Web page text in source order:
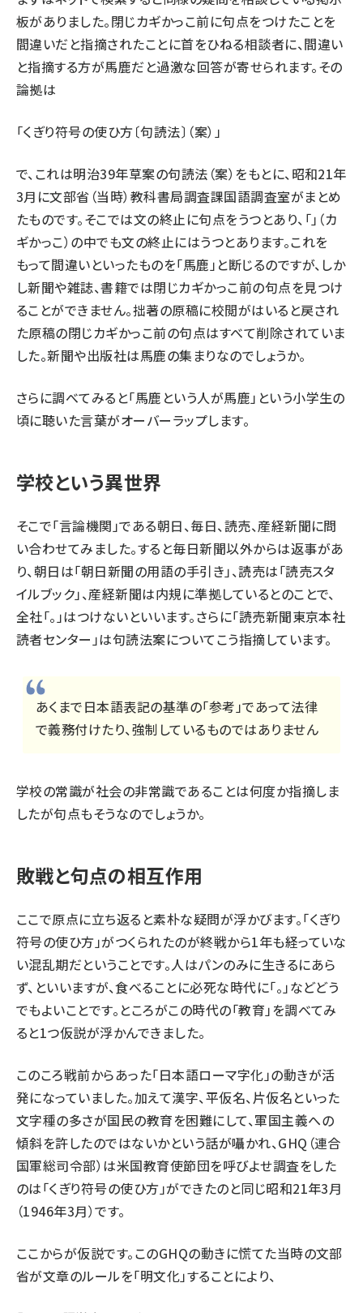
板がありました。閉じカギかっこ前に句点をつけたことを
間違いだと指摘されたことに首をひねる相談者に、間違い
と指摘する方が馬鹿だと過激な回答が寄せられます。その
論拠は
「くぎり符号の使ひ方〔句読法〕（案）」
で、これは明治39年草案の句読法（案）をもとに、昭和21年
3月に文部省（当時）教科書局調査課国語調査室がまとめ
たものです。そこでは文の終止に句点をうつとあり、「」（カ
ギかっこ）の中でも文の終止にはうつとあります。これを
もって間違いといったものを「馬鹿」と断じるのですが、しか
し新聞や雑誌、書籍では閉じカギかっこ前の句点を見つけ
ることができません。拙著の原稿に校閲がはいると戻され
た原稿の閉じカギかっこ前の句点はすべて削除されていま
した。新聞や出版社は馬鹿の集まりなのでしょうか。
さらに調べてみると「馬鹿という人が馬鹿」という小学生の
頃に聴いた言葉がオーバーラップします。
学校という異世界
そこで「言論機関」である朝日、毎日、読売、産経新聞に問
い合わせてみました。すると毎日新聞以外からは返事があ
り、朝日は「朝日新聞の用語の手引き」、読売は「読売スタ
イルブック」、産経新聞は内規に準拠しているとのことで、
全社「。」はつけないといいます。さらに「読売新聞東京本社
読者センター」は句読法案についてこう指摘しています。
あくまで日本語表記の基準の「参考」であって法律
で義務付けたり、強制しているものではありません
学校の常識が社会の非常識であることは何度か指摘しま
したが句点もそうなのでしょうか。
敗戦と句点の相互作用
ここで原点に立ち返ると素朴な疑問が浮かびます。「くぎり
符号の使ひ方」がつくられたのが終戦から1年も経っていな
い混乱期だということです。人はパンのみに生きるにあら
ず、といいますが、食べることに必死な時代に「。」などどう
でもよいことです。ところがこの時代の「教育」を調べてみ
ると1つ仮説が浮かんできました。
このころ戦前からあった「日本語ローマ字化」の動きが活
発になっていました。加えて漢字、平仮名、片仮名といった
文字種の多さが国民の教育を困難にして、軍国主義への
傾斜を許したのではないかという話が囁かれ、GHQ（連合
国軍総司令部）は米国教育使節団を呼びよせ調査をした
のは「くぎり符号の使ひ方」ができたのと同じ昭和21年3月
（1946年3月）です。
ここからが仮説です。このGHQの動きに慌てた当時の文部
省が文章のルールを「明文化」することにより、